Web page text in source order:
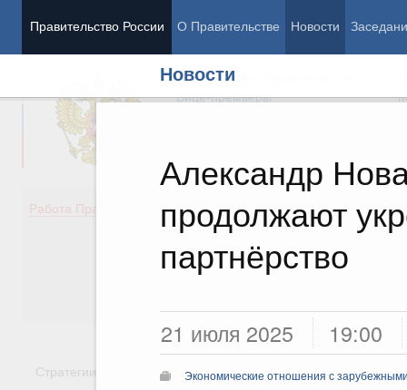
Правительство России О Правительстве Новости
Новости
Александр
продолжают
партнёрство
21 июля 2025 19:00
Экономические отношения с
Председатель Правительства
Вице-премьеры
Работа Правительства
Демография
Здоровье
Образование
Культура
Стратегии Государственные программы